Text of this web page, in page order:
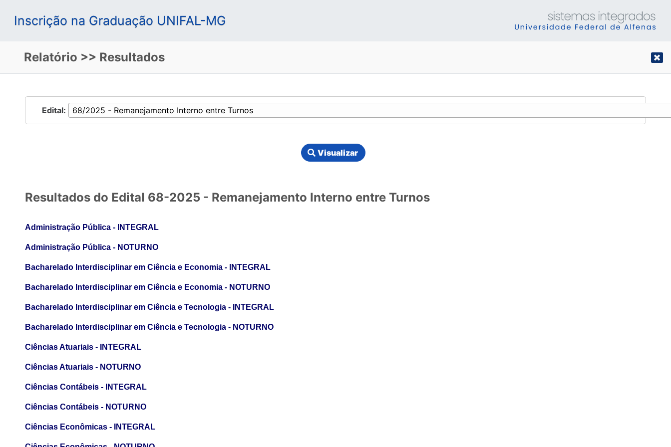
Inscrição na Graduação UNIFAL-MG
Relatório >> Resultados
Edital:
Visualizar
Resultados do Edital 68-2025 - Remanejamento Interno entre Turnos
Administração Pública - INTEGRAL
Administração Pública - NOTURNO
Bacharelado Interdisciplinar em Ciência e Economia - INTEGRAL
Bacharelado Interdisciplinar em Ciência e Economia - NOTURNO
Bacharelado Interdisciplinar em Ciência e Tecnologia - INTEGRAL
Bacharelado Interdisciplinar em Ciência e Tecnologia - NOTURNO
Ciências Atuariais - INTEGRAL
Ciências Atuariais - NOTURNO
Ciências Contábeis - INTEGRAL
Ciências Contábeis - NOTURNO
Ciências Econômicas - INTEGRAL